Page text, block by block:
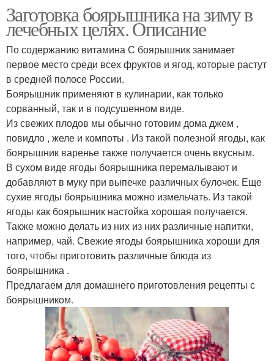
Заготовка боярышника на зиму в
лечебных целях. Описание
По содержанию витамина С боярышник занимает
первое место среди всех фруктов и ягод, которые растут
в средней полосе России.
Боярышник применяют в кулинарии, как только
сорванный, так и в подсушенном виде.
Из свежих плодов мы обычно готовим дома джем ,
повидло , желе и компоты . Из такой полезной ягоды, как
боярышник варенье также получается очень вкусным.
В сухом виде ягоды боярышника перемалывают и
добавляют в муку при выпечке различных булочек. Еще
сухие ягоды боярышника можно измельчать. Из такой
ягоды как боярышник настойка хорошая получается.
Также можно делать из них из них различные напитки,
например, чай. Свежие ягоды боярышника хороши для
того, чтобы приготовить различные блюда из
боярышника .
Предлагаем для домашнего приготовления рецепты с
боярышником.